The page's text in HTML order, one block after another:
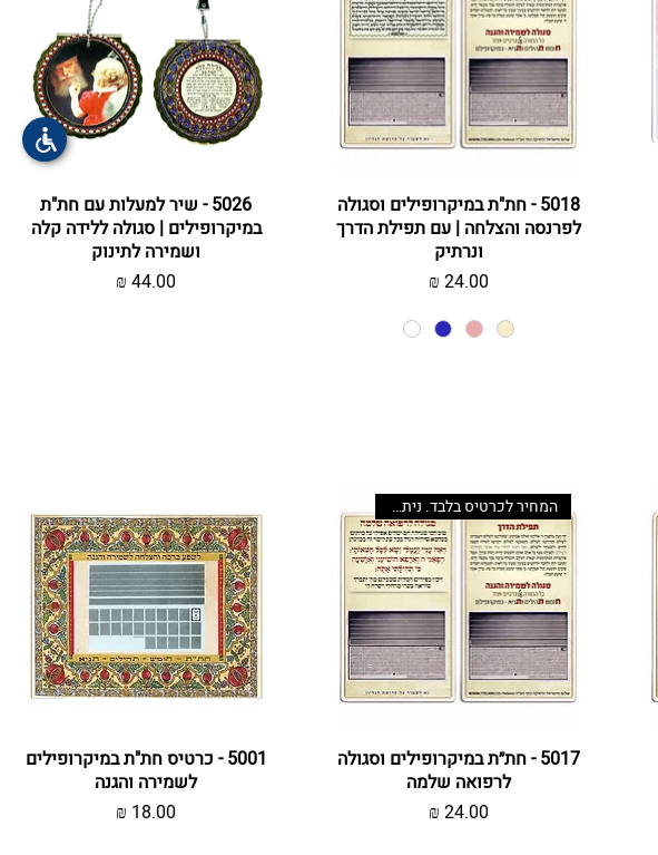
תצוגה מהירה
5018 - חת"ת במיקרופילים וסגולה
לפרנסה והצלחה | עם תפילת הדרך
ונרתיק
מחיר
תצוגה מהירה
5026 - שיר למעלות עם חת"ת
במיקרופילים | סגולה ללידה קלה
ושמירה לתינוק
מחיר
תצוגה מהירה
המחיר לכרטיס בלבד. ניתן לשדרג
5017 - חת״ת במיקרופילים וסגולה
לרפואה שלמה
מחיר
תצוגה מהירה
5001 - כרטיס חת"ת במיקרופילים
לשמירה והגנה
מחיר